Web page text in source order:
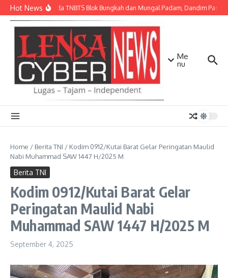
Lewati ke konten
Hot NewsApi Karhutla TNBTS Blok Bungkah dan Mungal Padam, Dandim
Me
nu
Home / Berita TNI / Kodim 0912/Kutai Barat Gelar Peringatan Maulid
Nabi Muhammad SAW 1447 H/2025 M
Berita TNI
Kodim 0912/Kutai Barat Gelar
Peringatan Maulid Nabi
Muhammad SAW 1447 H/2025 M
September 4, 2025